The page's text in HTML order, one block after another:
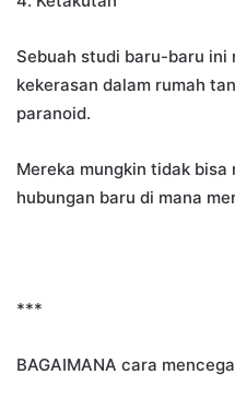
Sebuah studi baru-baru ini
kekerasan dalam rumah
paranoid.
Mereka mungkin tidak
hubungan baru di mana
***
BAGAIMANA cara